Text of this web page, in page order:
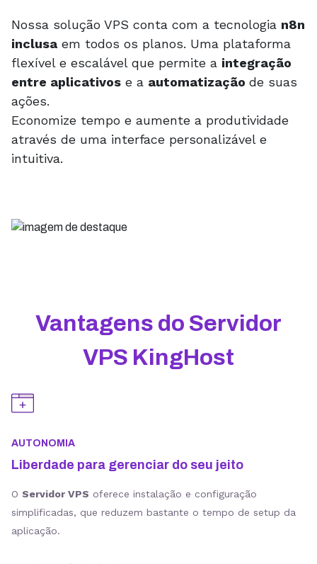
Nossa solução VPS conta com a tecnologia n8n
inclusa em todos os planos. Uma plataforma
flexível e escalável que permite a integração
entre aplicativos e a automatização de suas
ações.
Economize tempo e aumente a produtividade
através de uma interface personalizável e
intuitiva.
Vantagens do Servidor
VPS KingHost
AUTONOMIA
Liberdade para gerenciar do seu jeito
O Servidor VPS oferece instalação e configuração
simplificadas, que reduzem bastante o tempo de setup da
aplicação.